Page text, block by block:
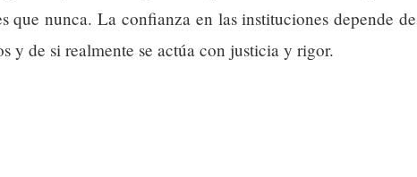
que nunca. La confianza en las instituciones depende de
y de si realmente se actúa con justicia y rigor.